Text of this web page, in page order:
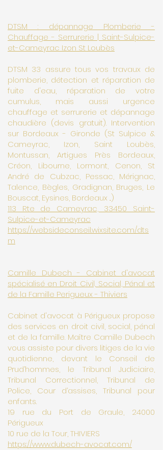
DTSM : dépannage Plomberie -
Chauffage - Serrurerie | Saint-Sulpice-
et-Cameyrac Izon St Loubès
DTSM 33 assure tous vos travaux de
plomberie, détection et réparation de
fuite d'eau, réparation de votre
cumulus, mais aussi urgence
chauffage et serrurerie et dépannage
chaudière (devis gratuit). Intervention
sur Bordeaux - Gironde (St Sulpice &
Cameyrac, Izon, Saint Loubès,
Montussan, Artigues Près Bordeaux,
Créon, Libourne, Lormont, Cenon, St
André de Cubzac, Pessac, Mérignac,
Talence, Bègles, Gradignan, Bruges, Le
Bouscat, Eysines, Bordeaux ...)
113 Rte de Cameyrac, 33450 Saint-
Sulpice-et-Cameyrac
https://websideconseil.wixsite.com/dts
m
Camille Dubech - Cabinet d'avocat
spécialisé en Droit Civil, Social, Pénal et
de la Famille Perigueux - Thiviers
Cabinet d'avocat à Périgueux propose
des services en droit civil, social, pénal
et de la famille. Maître Camille Dubech
vous assiste pour divers litiges de la vie
quotidienne, devant le Conseil de
Prud’hommes, le Tribunal Judiciaire,
Tribunal Correctionnel, Tribunal de
Police, Cour d’assises, Tribunal pour
enfants.
19 rue du Port de Graule, 24000
Périgueux
10 rue de la Tour, THIVIERS
https://www.dubech-avocat.com/